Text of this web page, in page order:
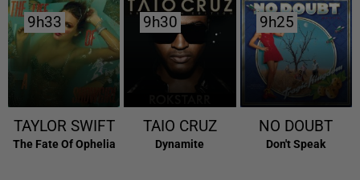
9h33
9h33
TAYLOR SWIFT
The Fate Of Ophelia
9h30
9h30
TAIO CRUZ
Dynamite
9h25
9h25
NO DOUBT
Don't Speak